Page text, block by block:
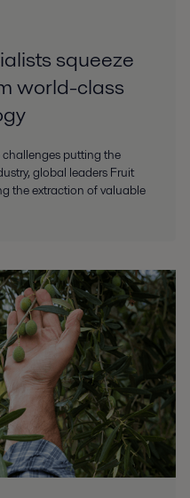
squeeze
world-class
putting the
global leaders Fruit
the extraction of valuable